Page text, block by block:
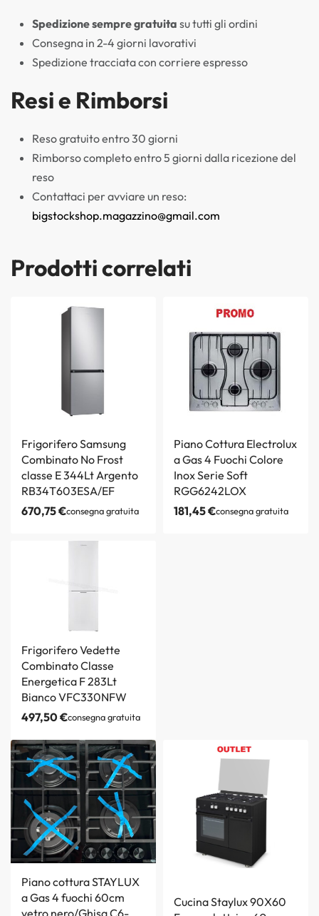
Spedizione sempre gratuita su tutti gli ordini
Consegna in 2-4 giorni lavorativi
Spedizione tracciata con corriere espresso
Resi e Rimborsi
Reso gratuito entro 30 giorni
Rimborso completo entro 5 giorni dalla ricezione del
reso
Contattaci per avviare un reso:
bigstockshop.magazzino@gmail.com
Prodotti correlati
Frigorifero Samsung
Combinato No Frost
classe E 344Lt Argento
RB34T603ESA/EF
670,75€consegna gratuita
Piano Cottura Electrolux
a Gas 4 Fuochi Colore
Inox Serie Soft
RGG6242LOX
181,45€consegna gratuita
Frigorifero Vedette
Combinato Classe
Energetica F 283Lt
Bianco VFC330NFW
497,50€consegna gratuita
Piano cottura STAYLUX
a Gas 4 fuochi 60cm
Cucina Staylux 90X60